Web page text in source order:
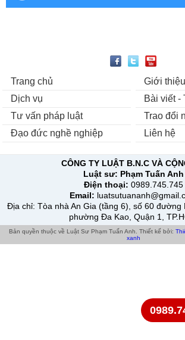
Trang chủ
Giới thiệu
Dịch vụ
Bài viết -
Tư vấn pháp luật
Trao đổi
Đạo đức nghề nghiệp
Liên hệ
CÔNG TY LUẬT B.N.C VÀ
Luật sư: Phạm Tuấn Anh
Điện thoại: 0989.745.745
Email:
Địa chỉ: Tòa nhà An Gia (tầng 6), số 60 đường
phường Đa Kao, Quận 1,
Bản quyền thuộc về Luật Sư Phạm Tuấn Anh. Thiết kế bởi:
xanh